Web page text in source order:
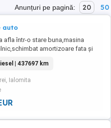
Anunțuri pe pagină: 20 50
auto
afla într-o stare buna,masina
amortizoare fata și
| 437697 km
Ialomita